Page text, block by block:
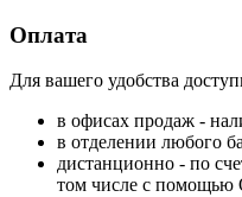
Оплата
Для вашего удобства
в офисах продаж -
в отделении любого
дистанционно - по
том числе с помощью